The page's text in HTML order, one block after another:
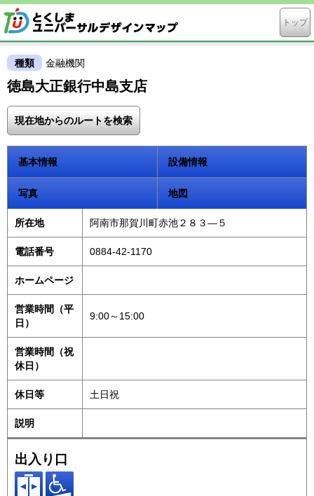
トップ
種類 金融機関
徳島大正銀行中島支店
現在地からのルートを検索
基本情報 設備情報
写真 地図
所在地 阿南市那賀川町赤池２８３—５
電話番号 0884-42-1170
ホームページ
営業時間（平
日）
9:00～15:00
営業時間（祝
休日）
休日等 土日祝
説明
出入り口